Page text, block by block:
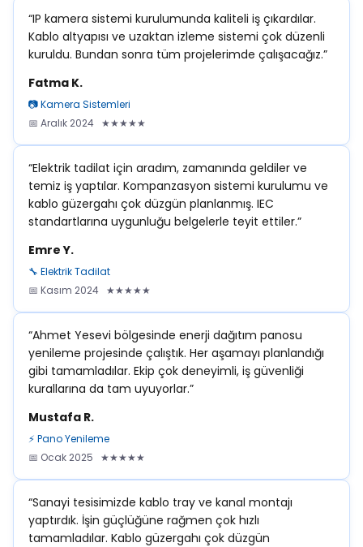
“IP kamera sistemi kurulumunda kaliteli iş çıkardılar.
Kablo altyapısı ve uzaktan izleme sistemi çok düzenli
kuruldu. Bundan sonra tüm projelerimde çalışacağız.”
Fatma K.
📷 Kamera Sistemleri
📅 Aralık 2024 ★★★★★
“Elektrik tadilat için aradım, zamanında geldiler ve
temiz iş yaptılar. Kompanzasyon sistemi kurulumu ve
kablo güzergahı çok düzgün planlanmış. IEC
standartlarına uygunluğu belgelerle teyit ettiler.”
Emre Y.
🔧 Elektrik Tadilat
📅 Kasım 2024 ★★★★★
“Ahmet Yesevi bölgesinde enerji dağıtım panosu
yenileme projesinde çalıştık. Her aşamayı planlandığı
gibi tamamladılar. Ekip çok deneyimli, iş güvenliği
kurallarına da tam uyuyorlar.”
Mustafa R.
⚡ Pano Yenileme
📅 Ocak 2025 ★★★★★
“Sanayi tesisimizde kablo tray ve kanal montajı
yaptırdık. İşin güçlüğüne rağmen çok hızlı
tamamladılar. Kablo güzergahı çok düzgün